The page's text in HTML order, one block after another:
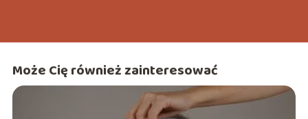
Może Cię również zainteresować